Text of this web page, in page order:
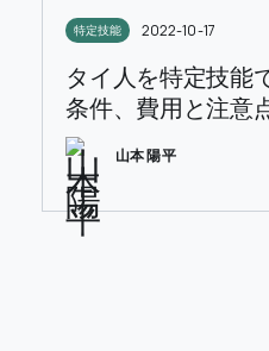
特定技能 2022-10-17
タイ人を特定技能
条件、費用と注意
山本 陽平